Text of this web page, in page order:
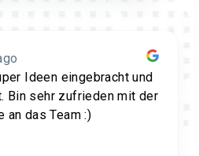
Ideen eingebracht und
Bin sehr zufrieden mit der
an das Team :)